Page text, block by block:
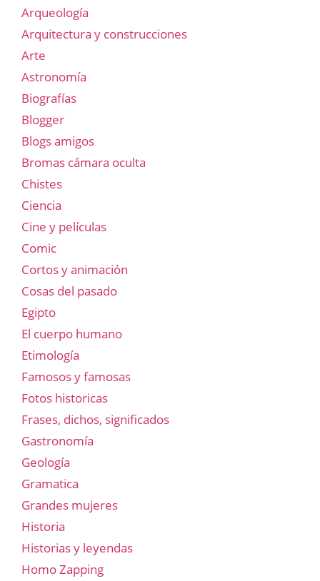
Arqueología
Arquitectura y construcciones
Arte
Astronomía
Biografías
Blogger
Blogs amigos
Bromas cámara oculta
Chistes
Ciencia
Cine y películas
Comic
Cortos y animación
Cosas del pasado
Egipto
El cuerpo humano
Etimología
Famosos y famosas
Fotos historicas
Frases, dichos, significados
Gastronomía
Geología
Gramatica
Grandes mujeres
Historia
Historias y leyendas
Homo Zapping